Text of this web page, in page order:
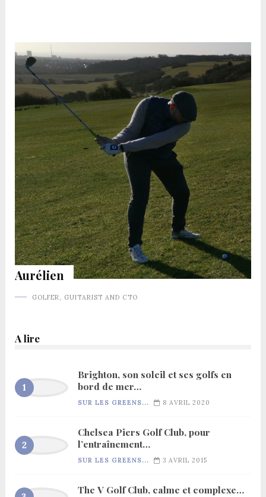
Aurélien
GOLFER, GUITARIST AND CTO
A lire
Brighton, son soleil et ses golfs en
bord de mer…
SUR LES GREENS... 8 AVRIL 2020
Chelsea Piers Golf Club, pour
l’entraînement…
SUR LES GREENS... 3 AVRIL 2015
The V Golf Club, calme et complexe…